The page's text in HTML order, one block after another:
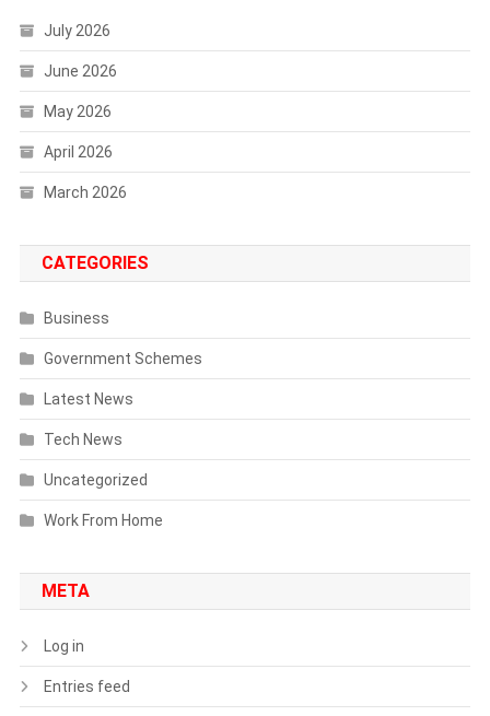
July 2026
June 2026
May 2026
April 2026
March 2026
CATEGORIES
Business
Government Schemes
Latest News
Tech News
Uncategorized
Work From Home
META
Log in
Entries feed